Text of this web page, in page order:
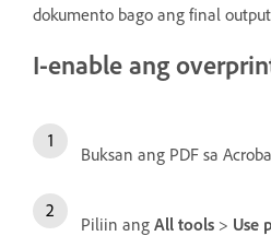
dokumento bago ang final
I-enable ang
Buksan ang PDF sa
Piliin ang All tools > Use